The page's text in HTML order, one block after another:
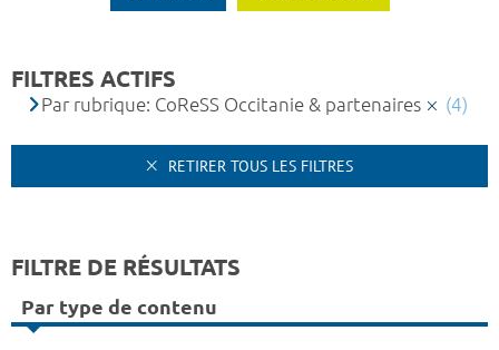
FILTRES ACTIFS
Par rubrique: CoReSS Occitanie & partenaires (4)
RETIRER TOUS LES FILTRES
FILTRE DE RÉSULTATS
Par type de contenu